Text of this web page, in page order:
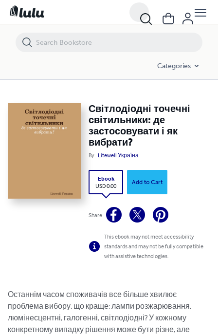
Categories
Світлодіодні точечні
світильники: де
застосовувати і як
вибрати?
By Litewell Україна
Ebook
USD 0.00
Add to Cart
Share
This ebook may not meet accessibility
standards and may not be fully compatible
with assistive technologies.
Останнім часом споживачів все більше хвилює
проблема вибору, що краще: лампи розжарювання,
люмінесцентні, галогенні, світлодіодні? У кожному
конкретному випадку рішення може бути різне, але
Світлодіодні точечні світильники: де застосовувати і як